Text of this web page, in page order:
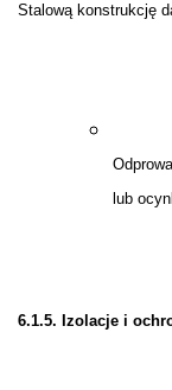
Stalową konstrukcję
lub
6.1.5. Izolacje i